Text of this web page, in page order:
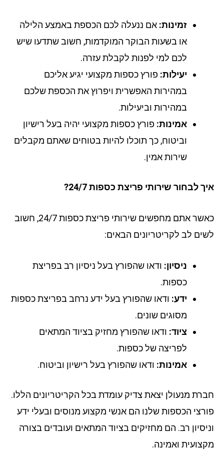
זמינות:אם ננעלה לכם הכספת באמצע הלילה
או בשעות הבוקר המוקדמות, חשוב שתדעו שיש
לכם למי לפנות לקבלת עזרה.
יעילות:פורץ כספות מקצועי יגיע אליכם
במהירות האפשרית ויפרוץ את הכספת שלכם
במהירות וביעילות.
אמינות:פורץ כספות מקצועי יהיה בעל רישיון
וביטוח, כך תוכלו להיות בטוחים שאתם מקבלים
שירות אמין.
לבחור שירותי פריצת כספות 24/7?
כאשר אתם מחפשים שירותי פריצת כספות 24/7, חשוב
לב לקריטריונים הבאים:
ניסיון:ודאו שהפורץ בעל ניסיון רב בפריצת
כספות.
ידע:
ודאו שהפורץ בעל ידע נרחב בפריצת כספות
מסוגים שונים.
ציוד: ודאו שהפורץ מחזיק בציוד המתאים
לפריצה של כספות.
אמינות:ודאו שהפורץ בעל רישיון וביטוח.
מנעולן יצאת צדיק עומדת בכל הקריטריונים הללו.
הכספות שלנו הם אנשי מקצוע מנוסים ובעלי ידע
רב. הם מחזיקים בציוד המתאים ועובדים בצורה
ואמינה.